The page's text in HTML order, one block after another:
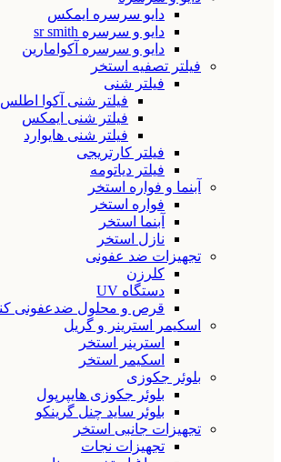
دایو سرسره ایمکس
دایو و سرسره sr smith
دایو و سرسره آکوامارین
فیلتر تصفیه استخر
فیلتر شنی
فیلتر شنی آکوا اطلس
فیلتر شنی ایمکس
فیلتر شنی هایوارد
فیلتر کارتریجی
فیلتر دیاتومه
آبنما و فواره استخر
فواره استخر
آبنما استخر
نازل استخر
تجهیزات ضد عفونی
کلرزن
دستگاه UV
قرص و محلول ضدعفونی
اسکیمر استرینر و گریل
استرینر استخر
اسکیمر استخر
بلوئر جکوزی
بلوئر جکوزی هایپرپول
بلوئر ساید چنل گرینکو
تجهیزات جانبی استخر
تجهیزات نجات